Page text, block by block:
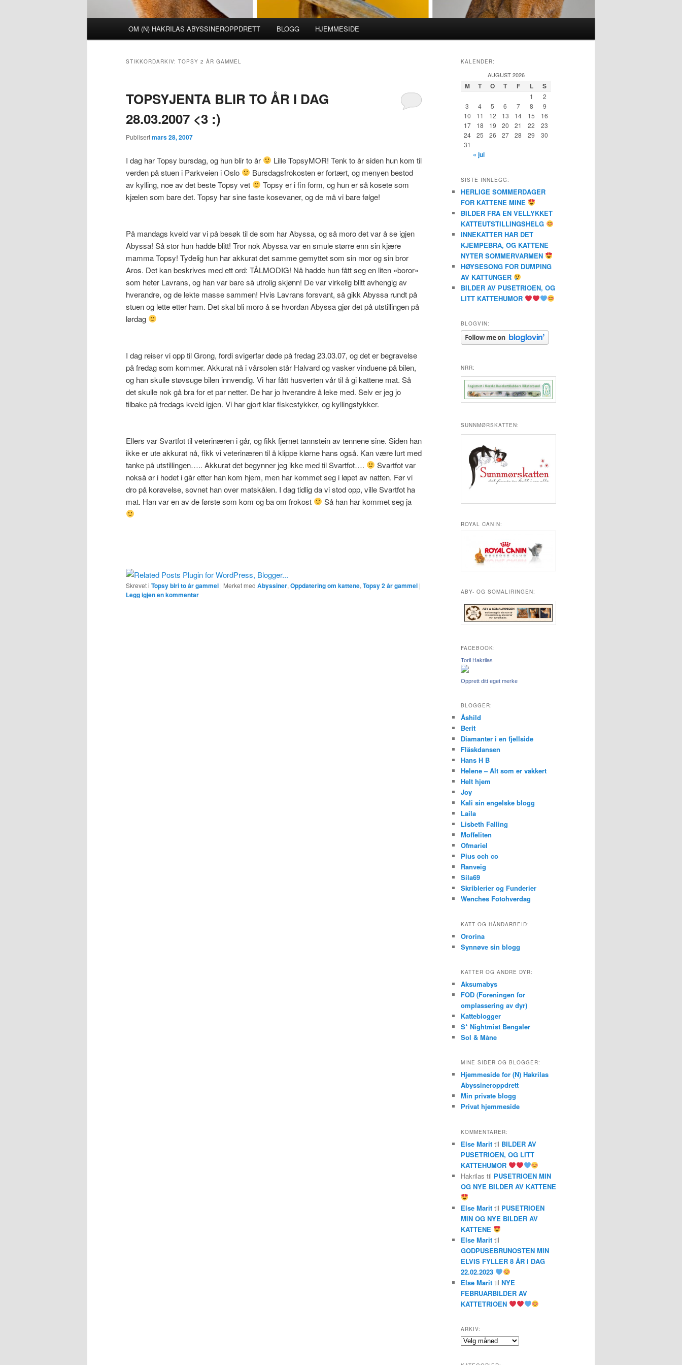
OM (N) HAKRILAS ABYSSINEROPPDRETT BLOGG HJEMMESIDE
STIKKORDARKIV: TOPSY 2 ÅR GAMMEL
TOPSYJENTA BLIR TO ÅR I DAG
28.03.2007 <3 :)
Publisertmars 28, 2007
I dag har Topsy bursdag, og hun blir to år
Lille TopsyMOR! Tenk to år siden hun kom til
verden på stuen i Parkveien i Oslo
Bursdagsfrokosten er fortært, og menyen bestod
av kylling, noe av det beste Topsy vet
Topsy er i fin form, og hun er så kosete som
kjælen som bare det. Topsy har sine faste kosevaner, og de må vi bare følge!
På mandags kveld var vi på besøk til de som har Abyssa, og så moro det var å se igjen
Abyssa! Så stor hun hadde blitt! Tror nok Abyssa var en smule større enn sin kjære
mamma Topsy! Tydelig hun har akkurat det samme gemyttet som sin mor og sin bror
Aros. Det kan beskrives med ett ord: TÅLMODIG! Nå hadde hun fått seg en liten «boror»
som heter Lavrans, og han var bare så utrolig skjønn! De var virkelig blitt avhengig av
hverandre, og de lekte masse sammen! Hvis Lavrans forsvant, så gikk Abyssa rundt på
stuen og lette etter ham. Det skal bli moro å se hvordan Abyssa gjør det på utstillingen på
lørdag
I dag reiser vi opp til Grong, fordi svigerfar døde på fredag 23.03.07, og det er begravelse
på fredag som kommer. Akkurat nå i vårsolen står Halvard og vasker vinduene på bilen,
og han skulle støvsuge bilen innvendig. Vi har fått husverten vår til å gi kattene mat. Så
det skulle nok gå bra for et par netter. De har jo hverandre å leke med. Selv er jeg jo
tilbake på fredags kveld igjen. Vi har gjort klar fiskestykker, og kyllingstykker.
Ellers var Svartfot til veterinæren i går, og fikk fjernet tannstein av tennene sine. Siden han
ikke er ute akkurat nå, fikk vi veterinæren til å klippe klørne hans også. Kan være lurt med
tanke på utstillingen….. Akkurat det begynner jeg ikke med til Svartfot….
Svartfot var
nokså ør i hodet i går etter han kom hjem, men har kommet seg i løpet av natten. Før vi
dro på korøvelse, sovnet han over matskålen. I dag tidlig da vi stod opp, ville Svartfot ha
mat. Han var en av de første som kom og ba om frokost
Så han har kommet seg ja
Skrevet i Topsy blri to år gammel | Merket med Abyssiner, Oppdatering om kattene, Topsy 2 år gammel |
Legg igjen en kommentar
KALENDER:
AUGUST 2026
M T O T F L S
1
2
3
4 5 6 7 8
9
10
11 12 13 14 15
16
17
18 19 20 21 22
23
24
25 26 27 28 29
30
31
« jul
SISTE INNLEGG:
HERLIGE SOMMERDAGER
FOR KATTENE MINE
BILDER FRA EN VELLYKKET
KATTEUTSTILLINGSHELG
INNEKATTER HAR DET
KJEMPEBRA, OG KATTENE
NYTER SOMMERVARMEN
HØYSESONG FOR DUMPING
AV KATTUNGER
BILDER AV PUSETRIOEN, OG
LITT KATTEHUMOR
BLOGVIN:
NRR:
SUNNMØRSKATTEN:
ROYAL CANIN:
ABY- OG SOMALIRINGEN:
FACEBOOK:
Toril Hakrilas
Opprett ditt eget merke
BLOGGER:
Åshild
Berit
Diamanter i en fjellside
Fläskdansen
Hans H B
Helene – Alt som er vakkert
Helt hjem
Joy
Kali sin engelske blogg
Laila
Lisbeth Falling
Moffeliten
Ofmariel
Pius och co
Ranveig
Sila69
Skriblerier og Funderier
Wenches Fotohverdag
KATT OG HÅNDARBEID:
Ororina
Synnøve sin blogg
KATTER OG ANDRE DYR:
Aksumabys
FOD (Foreningen for
omplassering av dyr)
Katteblogger
S* Nightmist Bengaler
Sol & Måne
MINE SIDER OG BLOGGER:
Hjemmeside for (N) Hakrilas
Abyssineroppdrett
Min private blogg
Privat hjemmeside
KOMMENTARER:
Else Marit til BILDER AV
PUSETRIOEN, OG LITT
KATTEHUMOR
Hakrilas til PUSETRIOEN MIN
OG NYE BILDER AV KATTENE
Else Marit til PUSETRIOEN
MIN OG NYE BILDER AV
KATTENE
Else Marit til
GODPUSEBRUNOSTEN MIN
ELVIS FYLLER 8 ÅR I DAG
22.02.2023
Else Marit til NYE
FEBRUARBILDER AV
KATTETRIOEN
ARKIV:
Arkiv: